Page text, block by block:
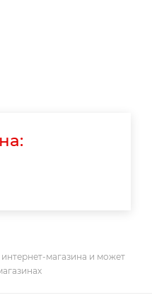
магазина и может